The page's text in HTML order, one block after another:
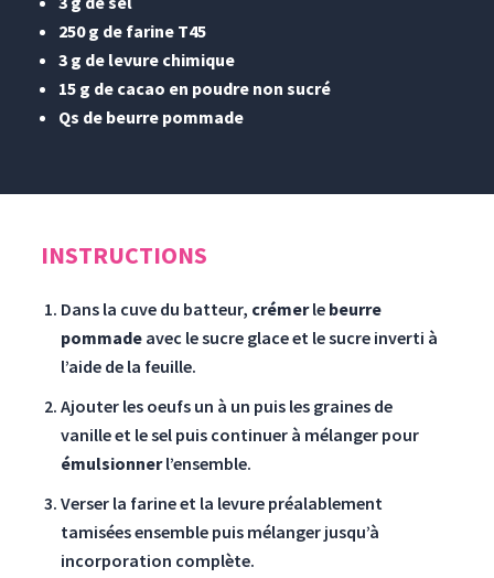
250 g de farine T45
3 g de levure chimique
15 g de cacao en poudre non sucré
Qs de beurre pommade
INSTRUCTIONS
Dans la cuve du batteur, crémerle beurre
pommade avec le sucre glace et le sucre inverti à
l’aide de la feuille.
Ajouter les oeufs un à un puis les graines de
vanille et le sel puis continuer à mélanger pour
émulsionnerl’ensemble.
Verser la farine et la levure préalablement
tamisées ensemble puis mélanger jusqu’à
incorporation complète.